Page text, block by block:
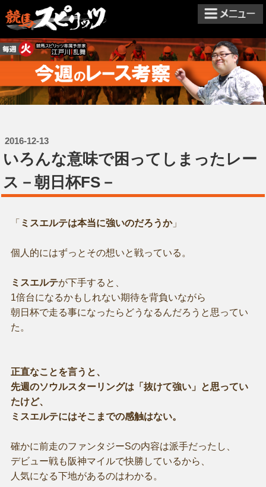
2016-12-13
いろんな意味で困ってしまったレー
ス－朝日杯FS－
「 ミスエルテは本当に強いのだろうか」
個人的にはずっとその想いと戦っている。
ミスエルテが下手すると、
1倍台になるかもしれない期待を背負いながら
朝日杯で走る事になったらどうなるんだろうと思ってい
た。
正直なことを言うと、
先週のソウルスターリングは「抜けて強い」と思ってい
たけど、
ミスエルテにはそこまでの感触はない。
確かに前走のファンタジーSの内容は派手だったし、
デビュー戦も阪神マイルで快勝しているから、
人気になる下地があるのはわかる。